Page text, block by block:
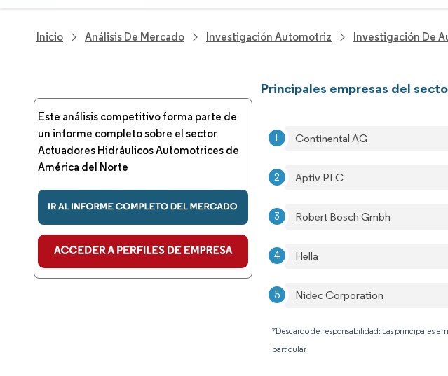
Inicio Análisis De Mercado Investigación Automotriz Investigación De
Este análisis competitivo forma parte de
un informe completo sobre el sector
Actuadores Hidráulicos Automotrices de
América del Norte
Principales empresas del
Continental AG
Aptiv PLC
Robert Bosch Gmbh
Hella
Nidec Corporation
*Descargo de responsabilidad: Las principales
particular